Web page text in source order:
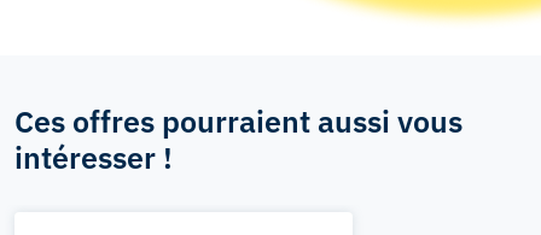
Ces offres pourraient aussi vous
intéresser !